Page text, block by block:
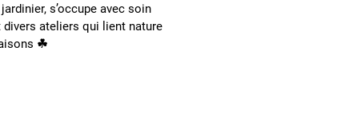
s’occupe avec soin
ateliers qui lient nature
☘︎